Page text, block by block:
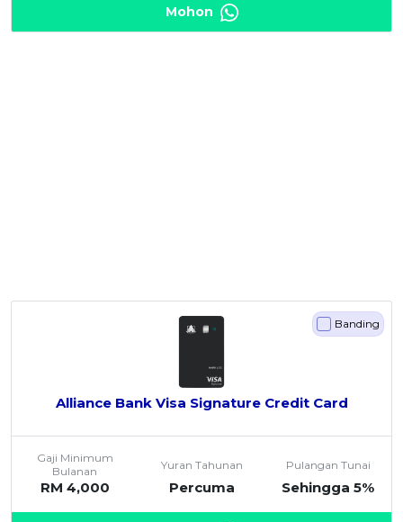
Mohon
Banding
Alliance Bank Visa Signature Credit Card
Gaji Minimum
Bulanan
RM 4,000
Yuran Tahunan
Percuma
Pulangan Tunai
Sehingga 5%